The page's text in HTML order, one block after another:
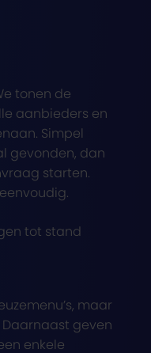
tonen de
aanbieders en
Simpel
gevonden, dan
starten.
tot stand
maar
geven
enkele